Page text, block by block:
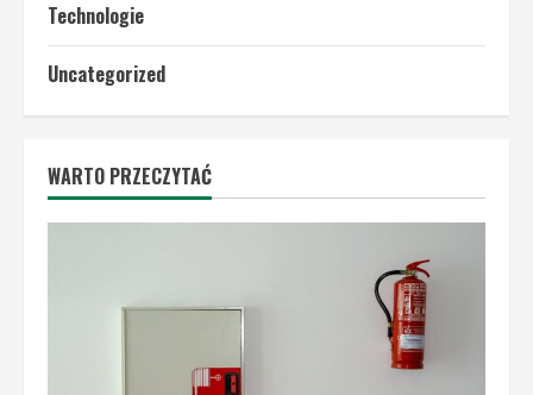
Technologie
Uncategorized
WARTO PRZECZYTAĆ